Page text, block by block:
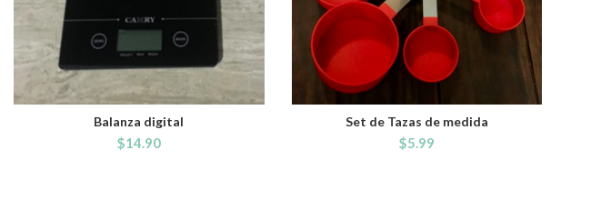
ADD TO CART
Balanza digital
$14.90
ADD TO CART
Set de Tazas de medida
$5.99